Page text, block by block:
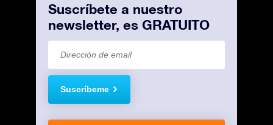
Suscríbete a nuestro
newsletter, es GRATUITO
Suscríbeme